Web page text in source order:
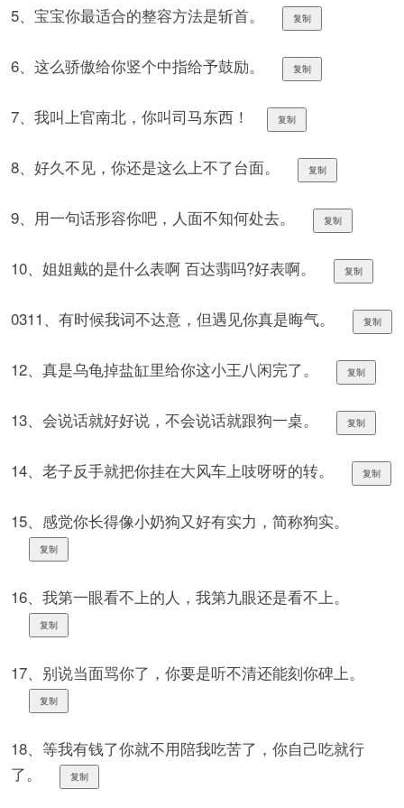
5、宝宝你最适合的整容方法是斩首。 复制
6、这么骄傲给你竖个中指给予鼓励。 复制
7、我叫上官南北，你叫司马东西！ 复制
8、好久不见，你还是这么上不了台面。 复制
9、用一句话形容你吧，人面不知何处去。 复制
10、姐姐戴的是什么表啊 百达翡吗?好表啊。 复制
0311、有时候我词不达意，但遇见你真是晦气。 复制
12、真是乌龟掉盐缸里给你这小王八闲完了。 复制
13、会说话就好好说，不会说话就跟狗一桌。 复制
14、老子反手就把你挂在大风车上吱呀呀的转。 复制
15、感觉你长得像小奶狗又好有实力，简称狗实。
复制
16、我第一眼看不上的人，我第九眼还是看不上。
复制
17、别说当面骂你了，你要是听不清还能刻你碑上。
复制
18、等我有钱了你就不用陪我吃苦了，你自己吃就行
了。
复制